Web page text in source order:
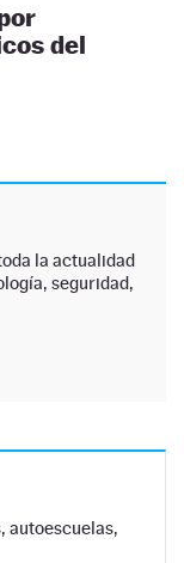
del
la actualidad
seguridad,
autoescuelas,